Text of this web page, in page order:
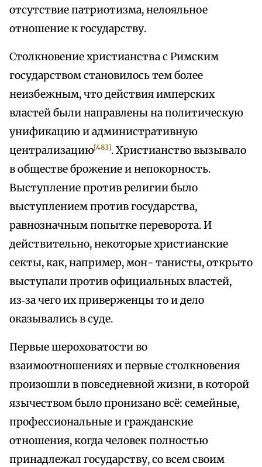
отсутствие патриотизма, нелояльное
отношение к государству.
Столкновение христианства с Римским
государством становилось тем более
неизбежным, что действия имперских
властей были направлены на политическую
унификацию и административную
централизацию[483]. Христианство вызывало
в обществе брожение и непокорность.
Выступление против религии было
выступлением против государства,
равнозначным попытке переворота. И
действительно, некоторые христианские
секты, как, например, мон- танисты, открыто
выступали против официальных властей,
из‑за чего их приверженцы то и дело
оказывались в суде.
Первые шероховатости во
взаимоотношениях и первые столкновения
произошли в повседневной жизни, в которой
язычеством было пронизано всё: семейные,
профессиональные и гражданские
отношения, когда человек полностью
принадлежал государству, со всем своим